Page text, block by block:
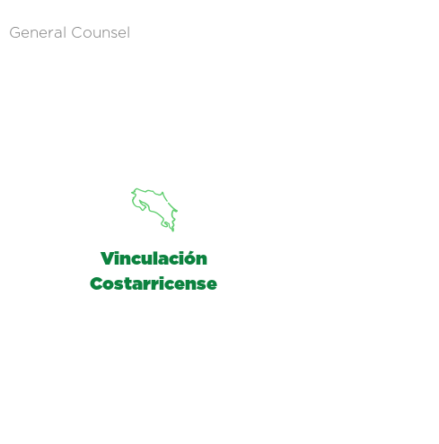
General Counsel
Vinculación
Costarricense